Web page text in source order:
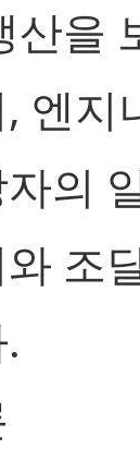
산을
엔지
의
조